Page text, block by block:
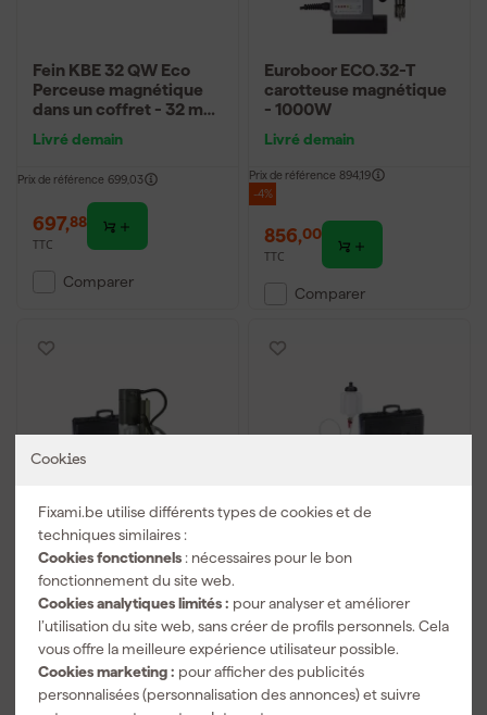
Cookies
Fixami.be utilise différents types de cookies et de
techniques similaires :
Cookies fonctionnels : nécessaires pour le bon
fonctionnement du site web.
Cookies analytiques limités : pour analyser et améliorer
l’utilisation du site web, sans créer de profils personnels. Cela
vous offre la meilleure expérience utilisateur possible.
Cookies marketing : pour afficher des publicités
personnalisées (personnalisation des annonces) et suivre
Fein KBE 32 QW Eco
Perceuse magnétique
dans un coffret - 32 mm
Livré demain
Prix de référence 699,03
697,88
TTC
Comparer
Euroboor ECO.32-T
carotteuse magnétique
- 1000W
Livré demain
Prix de référence 894,19
-4%
856,00
TTC
Comparer
Euroboor ECO.32 -
Perceuse à colonne
magnétique dans
mallette - 900W
Livré dans 4 jours
Prix conseillé
812 ,
Euroboor ECO.36 -
magnétique dans
mallette - 1050W - avec
accessoires
Livré dans 4 jours
1 271 ,